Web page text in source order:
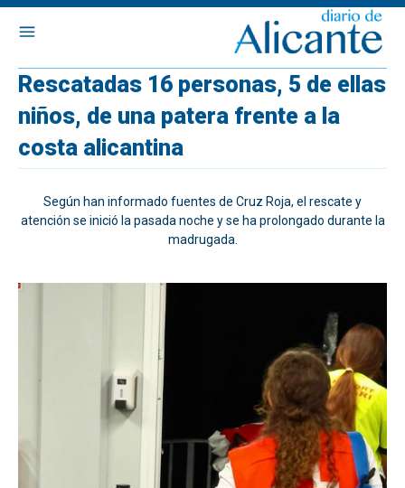
Rescatadas 16 personas, 5 de ellas
niños, de una patera frente a la
costa alicantina
Según han informado fuentes de Cruz Roja, el rescate y
atención se inició la pasada noche y se ha prolongado durante la
madrugada.